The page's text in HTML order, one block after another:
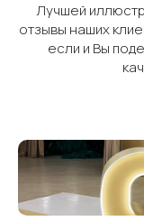
Лучшей
отзывы наших
если и Вы